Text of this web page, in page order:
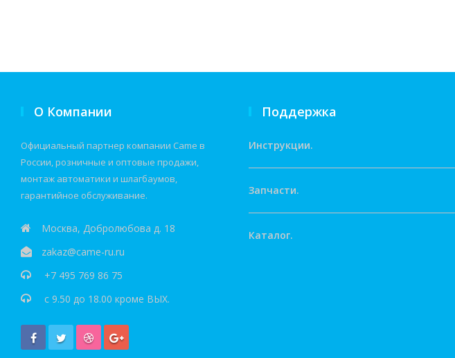
О Компании
Официальный партнер компании Came в
России, розничные и оптовые продажи,
монтаж автоматики и шлагбаумов,
гарантийное обслуживание.
Москва, Добролюбова д. 18
zakaz@came-ru.ru
+7 495 769 86 75
c 9.50 до 18.00 кроме ВЫХ.
Поддержка
Инструкции.
Запчасти.
Каталог.